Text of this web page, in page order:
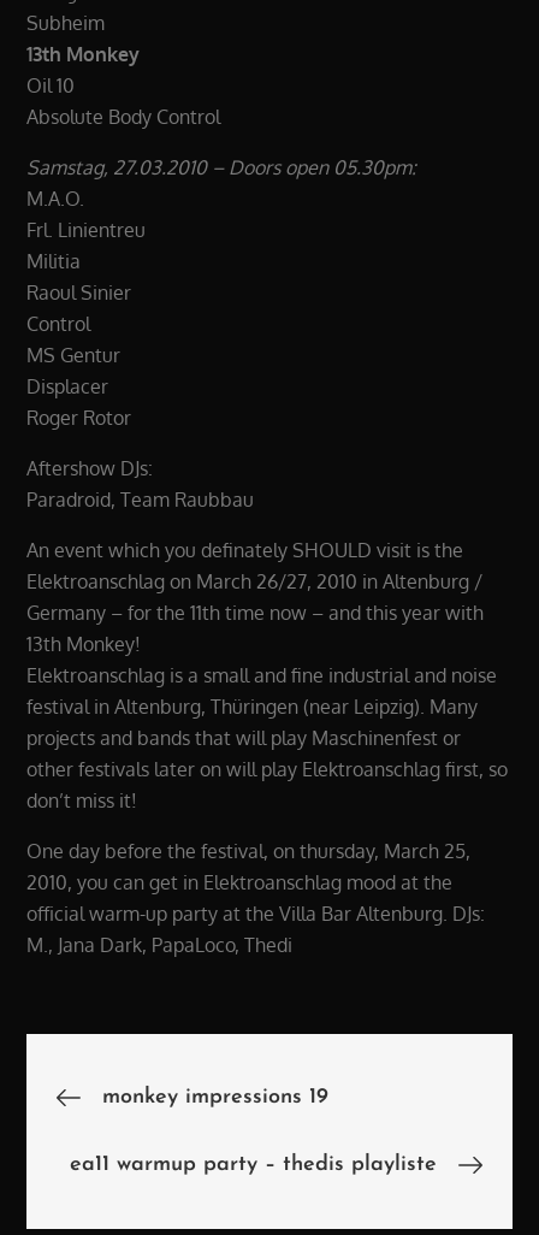
Subheim
13th Monkey
Oil 10
Absolute Body Control
Samstag, 27.03.2010 – Doors open 05.30pm:
M.A.O.
Frl. Linientreu
Militia
Raoul Sinier
Control
MS Gentur
Displacer
Roger Rotor
Aftershow DJs:
Paradroid, Team Raubbau
An event which you definately SHOULD visit is the
Elektroanschlag on March 26/27, 2010 in Altenburg /
Germany – for the 11th time now – and this year with
13th Monkey!
Elektroanschlag is a small and fine industrial and noise
festival in Altenburg, Thüringen (near Leipzig). Many
projects and bands that will play Maschinenfest or
other festivals later on will play Elektroanschlag first, so
don’t miss it!
One day before the festival, on thursday, March 25,
2010, you can get in Elektroanschlag mood at the
official warm-up party at the Villa Bar Altenburg. DJs:
M., Jana Dark, PapaLoco, Thedi
Beitragsnavigation
monkey impressions 19
ea11 warmup party – thedis playliste